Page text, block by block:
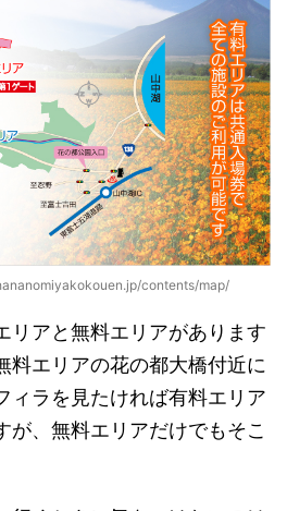
contents/map/
リアと無料エリアがあります
料エリアの花の都大橋付近に
ィラを見たければ有料エリア
が、無料エリアだけでもそこ